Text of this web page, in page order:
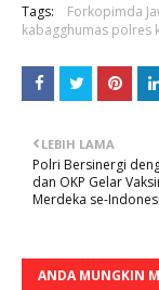
Tags: Forkopimda
kabagghumas polres
LEBIH LAMA
Polri Bersinergi
dan OKP Gelar
Merdeka se-
ANDA MUNGKIN